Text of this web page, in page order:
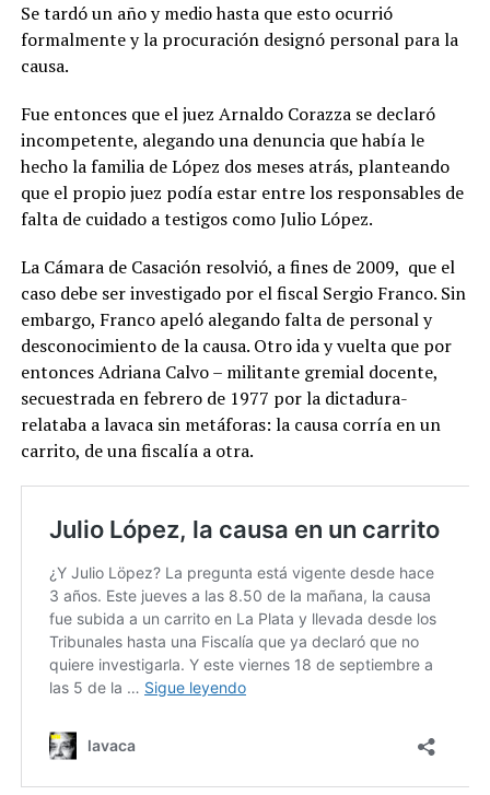
Se tardó un año y medio hasta que esto ocurrió
formalmente y la procuración designó personal para la
causa.
Fue entonces que el juez Arnaldo Corazza se declaró
incompetente, alegando una denuncia que había le
hecho la familia de López dos meses atrás, planteando
que el propio juez podía estar entre los responsables de
falta de cuidado a testigos como Julio López.
La Cámara de Casación resolvió, a fines de 2009, que el
caso debe ser investigado por el fiscal Sergio Franco. Sin
embargo, Franco apeló alegando falta de personal y
desconocimiento de la causa. Otro ida y vuelta que por
entonces Adriana Calvo – militante gremial docente,
secuestrada en febrero de 1977 por la dictadura-
relataba a lavaca sin metáforas: la causa corría en un
carrito, de una fiscalía a otra.